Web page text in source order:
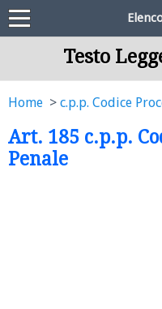
Testo
Home c.p.p. Codice
Art. 185 c.p.p.
Penale